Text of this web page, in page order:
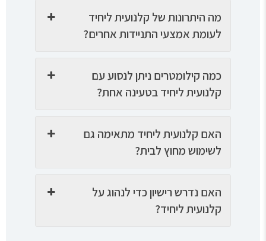
מה היתרונות של קלנועית ליחיד
לעומת אמצעי התניידות אחרים?
כמה קילומטרים ניתן לנסוע עם
קלנועית ליחיד בטעינה אחת?
האם קלנועית ליחיד מתאימה גם
לשימוש מחוץ לבית?
האם נדרש רישיון כדי לנהוג על
קלנועית ליחיד?